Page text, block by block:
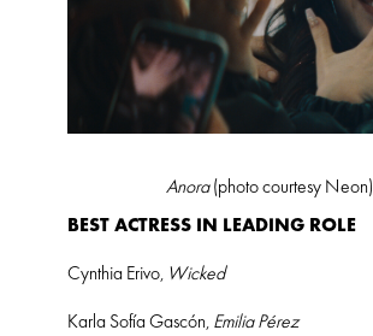
Anora(photo courtesy Neon)
BEST ACTRESS IN LEADING ROLE
Cynthia Erivo, Wicked
Karla Sofía Gascón, Emilia Pérez